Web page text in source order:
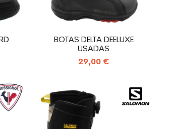
BOTAS DELTA DEELUXE
USADAS
29,00 €